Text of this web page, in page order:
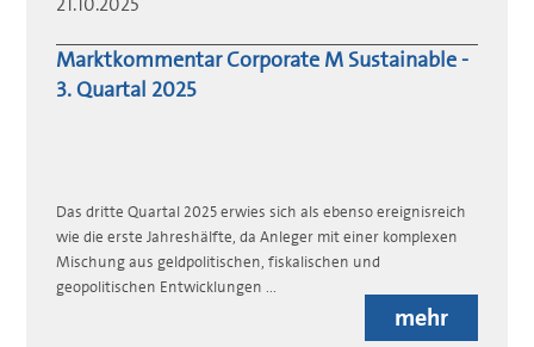
Marktkommentar Corporate M Sustainable -
3. Quartal 2025
Das dritte Quartal 2025 erwies sich als ebenso ereignisreich
wie die erste Jahreshälfte, da Anleger mit einer komplexen
Mischung aus geldpolitischen, fiskalischen und
geopolitischen Entwicklungen ...
mehr